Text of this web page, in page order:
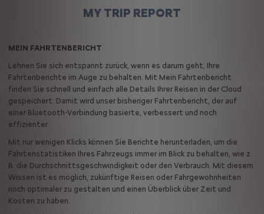
MY TRIP REPORT
MEIN FAHRTENBERICHT
Lehnen Sie sich entspannt zurück, wenn es darum geht, Ihre
Fahrtenberichte im Auge zu behalten. Mit Mein Fahrtenbericht
finden Sie schnell und einfach alle Details Ihrer Reisen in der Cloud
gespeichert. Damit wird unser bisheriger Fahrtenbericht, der auf
einer Bluetooth-Verbindung basierte, verbessert und noch
effizienter.
Mit nur wenigen Klicks können Sie Berichte herunterladen, um die
Fahrtenstatistiken Ihres Fahrzeugs immer im Blick zu behalten, wie z.
B. die Durchschnittsgeschwindigkeit oder den Verbrauch. Mit diesem
Wissen ist es möglich, zukünftige Reisen oder Fahrgewohnheiten
noch optimaler zu gestalten und einen Überblick über Zeit und
Kosten zu haben.